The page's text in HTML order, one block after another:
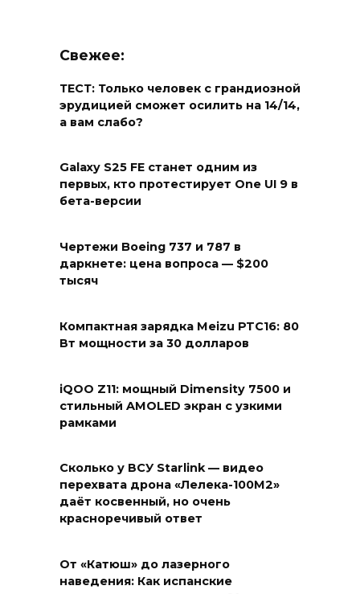
Свежее:
ТЕСТ: Только человек с грандиозной
эрудицией сможет осилить на 14/14,
а вам слабо?
Galaxy S25 FE станет одним из
первых, кто протестирует One UI 9 в
бета-версии
Чертежи Boeing 737 и 787 в
даркнете: цена вопроса — $200
тысяч
Компактная зарядка Meizu PTC16: 80
Вт мощности за 30 долларов
iQOO Z11: мощный Dimensity 7500 и
стильный AMOLED экран с узкими
рамками
Сколько у ВСУ Starlink — видео
перехвата дрона «Лелека-100М2»
даёт косвенный, но очень
красноречивый ответ
От «Катюш» до лазерного
наведения: Как испанские